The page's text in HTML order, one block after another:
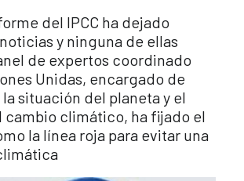
del IPCC ha dejado
y ninguna de ellas
de expertos coordinado
Unidas, encargado de
situación del planeta y el
cambio climático, ha fijado el
la línea roja para evitar una